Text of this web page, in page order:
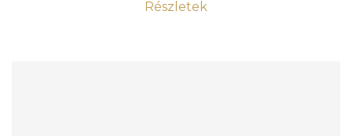
Részletek